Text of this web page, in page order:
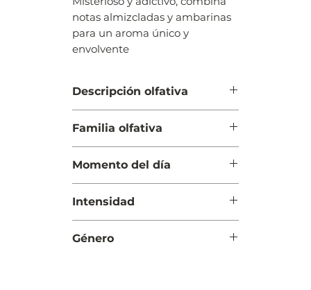
notas almizcladas y ambarinas
para un aroma único y
envolvente
Descripción olfativa
Cuerpo: Ámbar
Fondo: Musk
Familia olfativa
Momento del día
Intensidad
Género